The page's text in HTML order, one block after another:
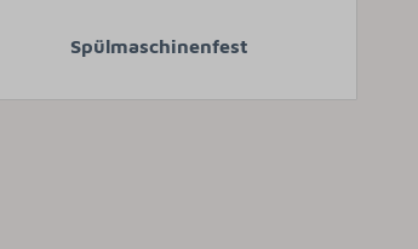
Spülmaschinenfest